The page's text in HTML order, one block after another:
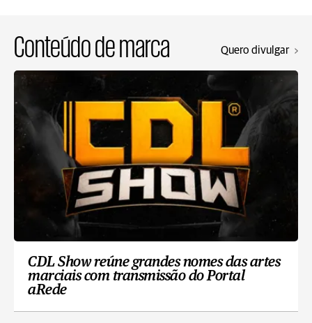
Conteúdo de marca Quero divulgar
CDL Show reúne grandes nomes das artes
marciais com transmissão do Portal
aRede